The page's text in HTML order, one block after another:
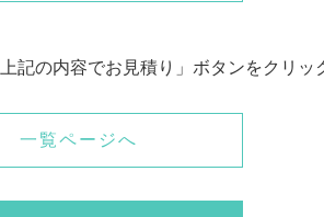
記の内容でお見積り」ボタンをクリッ
一覧ページへ